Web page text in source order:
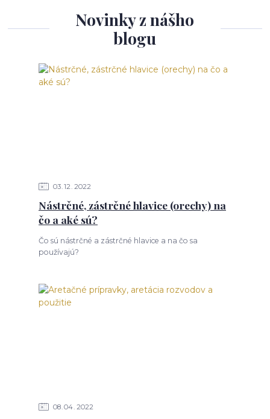
Novinky z nášho
blogu
03 12 2022
Nástrčné, zástrčné hlavice (orechy) na
čo a aké sú?
Čo sú nástrčné a zástrčné hlavice a na čo sa
používajú?
08 04 2022